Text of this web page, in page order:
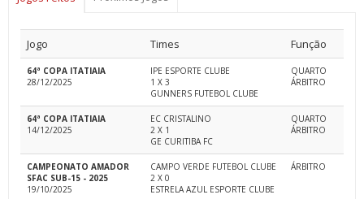
Jogo Times Função
64ª COPA ITATIAIA
28/12/2025
IPE ESPORTE CLUBE
1 X 3
GUNNERS FUTEBOL CLUBE
QUARTO
ÁRBITRO
64ª COPA ITATIAIA
14/12/2025
EC CRISTALINO
2 X 1
GE CURITIBA FC
QUARTO
ÁRBITRO
CAMPEONATO AMADOR
SFAC SUB-15 - 2025
19/10/2025
CAMPO VERDE FUTEBOL CLUBE
2 X 0
ESTRELA AZUL ESPORTE CLUBE
ÁRBITRO